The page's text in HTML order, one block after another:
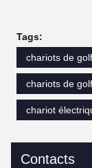
Tags:
chariots de
chariots de
chariot
Contacts